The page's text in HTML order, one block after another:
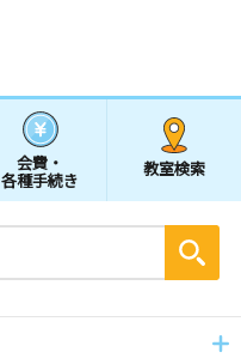
会費・
各種手続き
教室検索